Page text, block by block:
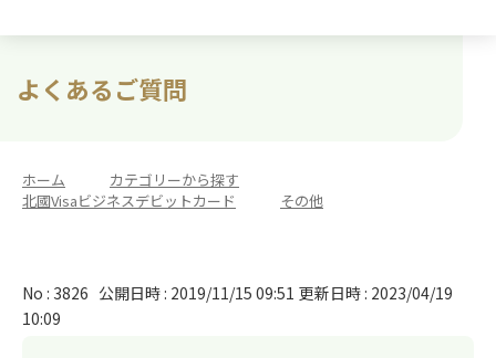
よくあるご質問
ホーム カテゴリーから探す
北國Visaビジネスデビットカード
その他
No : 3826 公開日時 : 2019/11/15 09:51 更新日時 : 2023/04/19
10:09